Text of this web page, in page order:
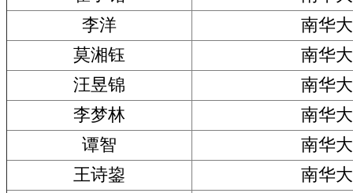
李洋
南华
莫湘钰
南华
汪昱锦
南华
李梦林
南华
谭智
南华
王诗鋆
南华